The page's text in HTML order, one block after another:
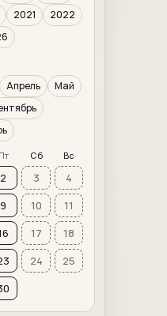
2021
2022
Апрель
Май
Пт Сб Вс
2 3
4
9 10
11
17
18
24
25